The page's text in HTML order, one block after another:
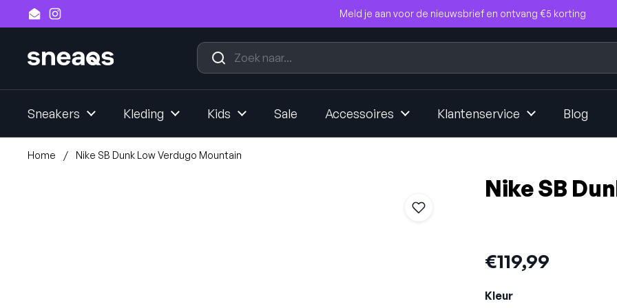
Ga naar content
EmailInstagram
Meld je aan voor de nieuwsbrief en ontvang €5 korting
Sneakers Kleding Kids Sale Accessoires Klantenservice Blog
Home / Nike SB Dunk Low Verdugo Mountain
Nike SB
Prijs:
€119,99
Kleur